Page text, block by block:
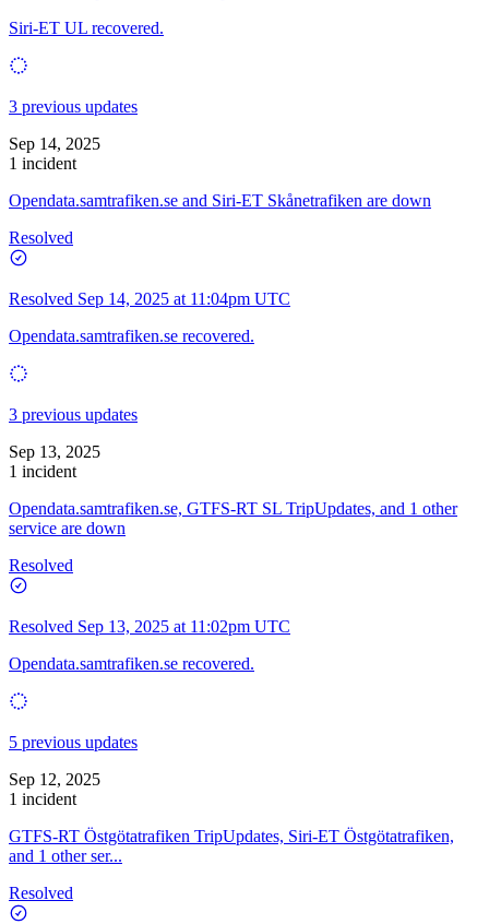
Siri-ET UL recovered.
3 previous updates
Sep 14, 2025
1 incident
Opendata.samtrafiken.se and Siri-ET Skånetrafiken are down
Resolved
Resolved Sep 14, 2025 at 11:04pm UTC
Opendata.samtrafiken.se recovered.
3 previous updates
Sep 13, 2025
1 incident
Opendata.samtrafiken.se, GTFS-RT SL TripUpdates, and 1 other
service are down
Resolved
Resolved Sep 13, 2025 at 11:02pm UTC
Opendata.samtrafiken.se recovered.
5 previous updates
Sep 12, 2025
1 incident
GTFS-RT Östgötatrafiken TripUpdates, Siri-ET Östgötatrafiken,
and 1 other ser...
Resolved